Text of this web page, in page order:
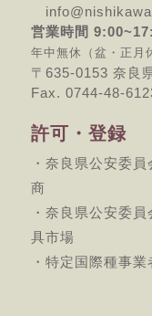
営業時間
年中無休（盆・正月
〒635-0153 奈良
Fax. 0744-48-
許可・登録
・奈良県公安委
商
・奈良県公安委
具市場
・特定国際種事